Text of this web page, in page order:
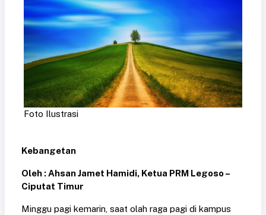
Foto Ilustrasi
Kebangetan
Oleh : Ahsan Jamet Hamidi, Ketua PRM Legoso –
Ciputat Timur
Minggu pagi kemarin, saat olah raga pagi di kampus